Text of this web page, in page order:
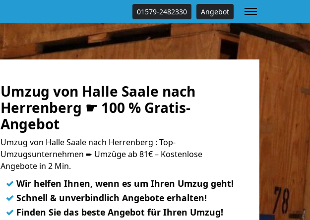
01579-2482330 Angebot
Umzug von Halle Saale nach
Herrenberg ☛ 100 % Gratis-
Angebot
Umzug von Halle Saale nach Herrenberg : Top-
Umzugsunternehmen ➨ Umzüge ab 81€ – Kostenlose
Angebote in 2 Min.
✓ Wir helfen Ihnen, wenn es um Ihren Umzug geht!
✓ Schnell & unverbindlich Angebote erhalten!
✓ Finden Sie das beste Angebot für Ihren Umzug!